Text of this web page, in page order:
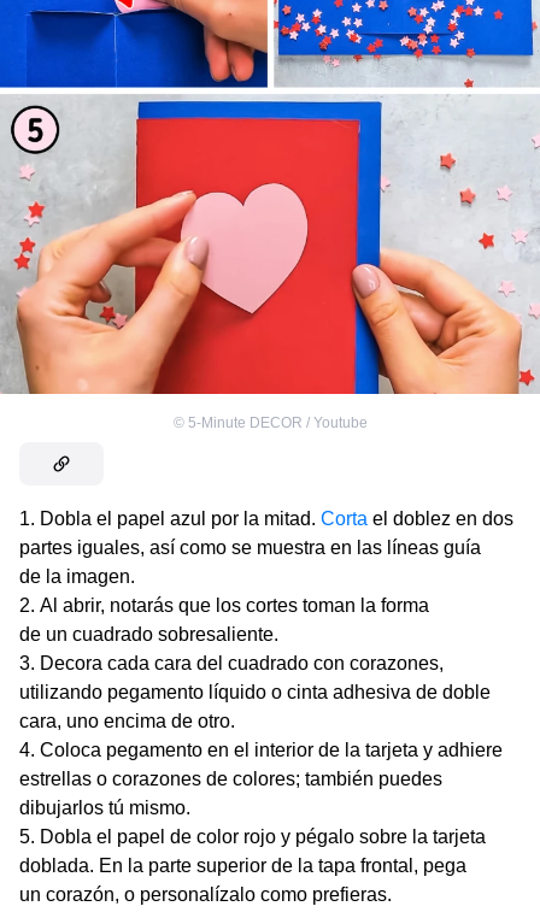
© 5-Minute DECOR / Youtube
Dobla el papel azul por la mitad. Corta el doblez en dos
partes iguales, así como se muestra en las líneas guía
de la imagen.
Al abrir, notarás que los cortes toman la forma
de un cuadrado sobresaliente.
Decora cada cara del cuadrado con corazones,
utilizando pegamento líquido o cinta adhesiva de doble
cara, uno encima de otro.
Coloca pegamento en el interior de la tarjeta y adhiere
estrellas o corazones de colores; también puedes
dibujarlos tú mismo.
Dobla el papel de color rojo y pégalo sobre la tarjeta
doblada. En la parte superior de la tapa frontal, pega
un corazón, o personalízalo como prefieras.